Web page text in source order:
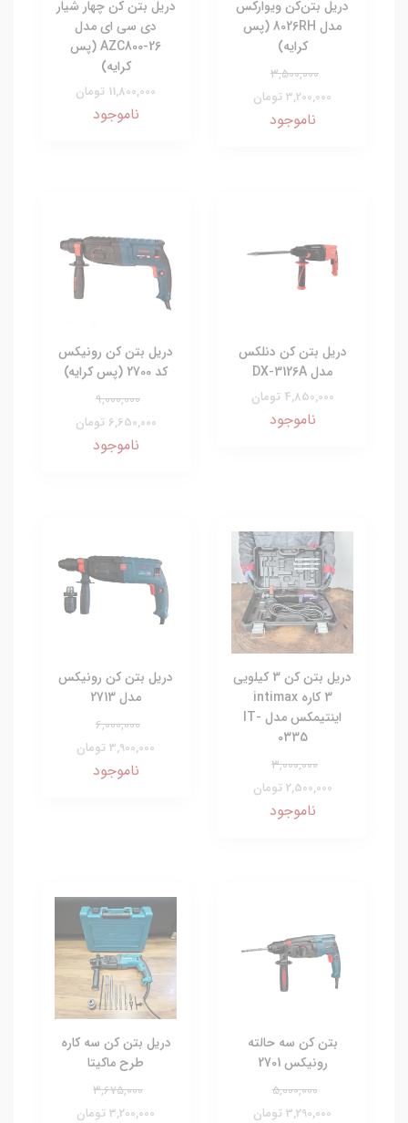
دریل بتن‌کن ویوارکس
مدل 8026RH (پس
کرایه)
3,500,000
3,200,000 تومان
ناموجود
دریل بتن کن چهار شیار
دی سی ای مدل
AZC800-26 (پس
کرایه)
11,800,000 تومان
ناموجود
دریل بتن کن دنلکس
مدل DX-3126A
4,850,000 تومان
ناموجود
دریل بتن کن رونیکس
کد 2700 (پس کرایه)
9,000,000
6,650,000 تومان
ناموجود
دریل بتن کن 3 کیلویی
3 کاره intimax
اینتیمکس مدل IT-
0335
3,000,000
2,500,000 تومان
ناموجود
دریل بتن کن رونیکس
مدل 2713
6,000,000
3,900,000 تومان
ناموجود
بتن کن سه حالته
رونیکس 2701
5,000,000
3,290,000 تومان
دریل بتن کن سه کاره
طرح ماکیتا
3,675,000
3,200,000 تومان